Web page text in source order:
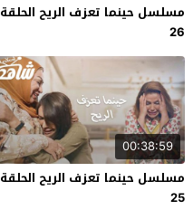
مسلسل حينما تعزف الريح الحلقة
26
00:38:59
مسلسل حينما تعزف الريح الحلقة
25